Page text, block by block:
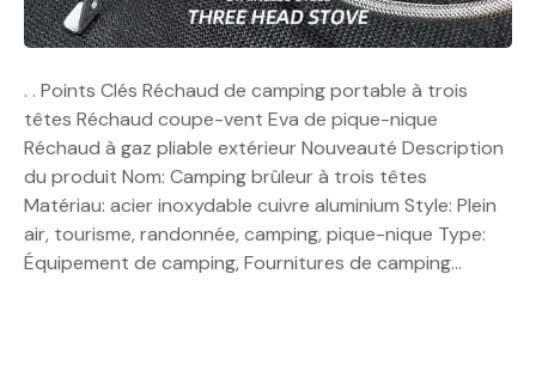
. . Points Clés Réchaud de camping portable à trois
têtes Réchaud coupe-vent Eva de pique-nique
Réchaud à gaz pliable extérieur Nouveauté Description
du produit Nom: Camping brûleur à trois têtes
Matériau: acier inoxydable cuivre aluminium Style: Plein
air, tourisme, randonnée, camping, pique-nique Type:
Équipement de camping, Fournitures de camping…